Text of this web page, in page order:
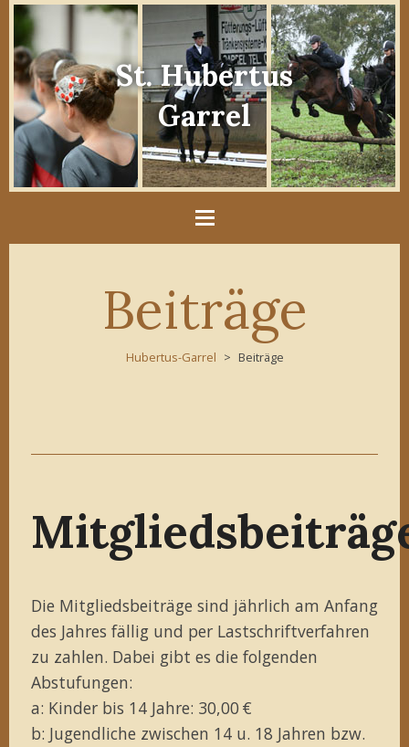
St. Hubertus
Garrel
Beiträge
Hubertus-Garrel Beiträge
Die Mitgliedsbeiträge sind jährlich am Anfang
des Jahres fällig und per Lastschriftverfahren
zu zahlen. Dabei gibt es die folgenden
Abstufungen:
a: Kinder bis 14 Jahre: 30,00 €
b: Jugendliche zwischen 14 u. 18 Jahren bzw.